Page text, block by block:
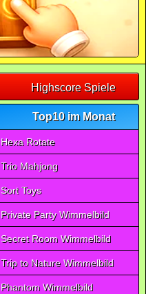
Highscore Spiele
Top10 im Monat
Hexa Rotate
Trio Mahjong
Sort Toys
Private Party Wimmelbild
Secret Room Wimmelbild
Trip to Nature Wimmelbild
Phantom Wimmelbild